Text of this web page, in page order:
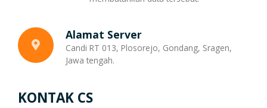
Alamat Server
Candi RT 013, Plosorejo, Gondang, Sragen,
Jawa tengah.
KONTAK CS